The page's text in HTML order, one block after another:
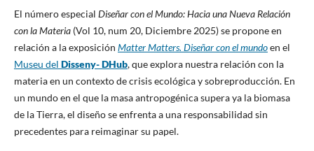
El número especial Diseñar con el Mundo: Hacia una Nueva Relación
con la Materia(Vol 10, num 20, Diciembre 2025) se propone en
relación a la exposición Matter Matters. Diseñar con el mundoen el
Museu del Disseny- DHub, ​​que explora nuestra relación con la
materia en un contexto de crisis ecológica y sobreproducción. En
un mundo en el que la masa antropogénica supera ya la biomasa
de la Tierra, el diseño se enfrenta a una responsabilidad sin
precedentes para reimaginar su papel.